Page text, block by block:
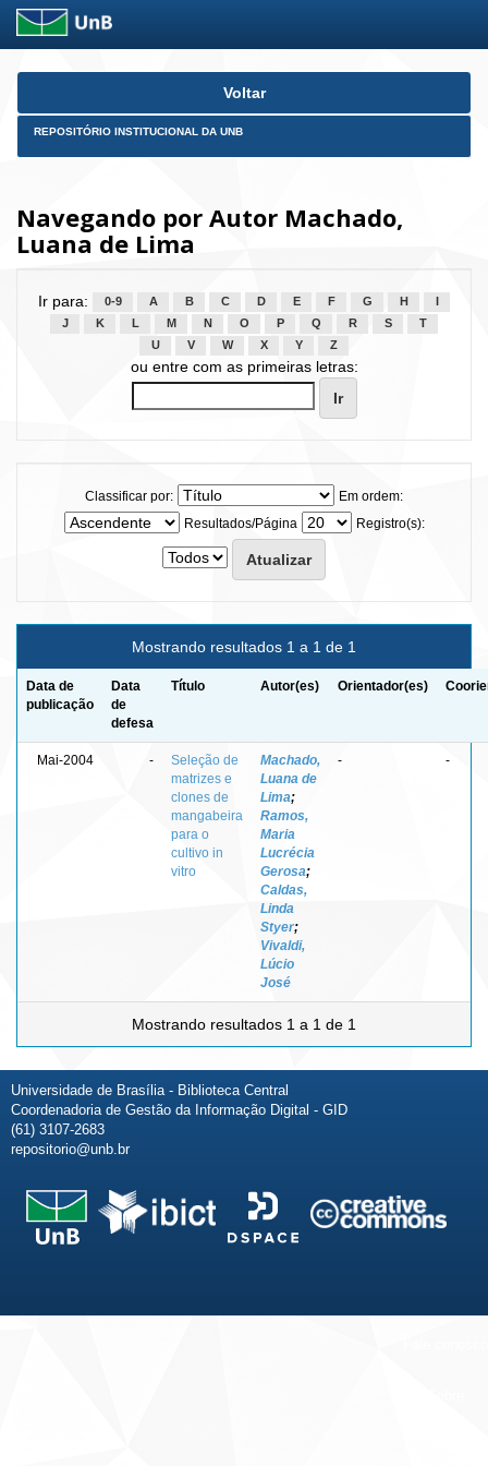
Skip
Voltar
REPOSITÓRIO INSTITUCIONAL DA UNB
Navegando por Autor Machado,
Luana de Lima
Ir para: 0-9 A B C D E F G H
J
K L M N O P Q R S
T
U
V W X Y Z
ou entre com as primeiras letras:
Classificar por:
Em ordem:
Resultados/Página
Registro(s):
Mostrando resultados 1 a 1 de 1
Data de
publicação
Data
de
defesa
Título Autor(es) Orientador(es)
Mai-2004 -
Seleção de
matrizes e
clones de
mangabeira
para o
cultivo in
vitro
Machado,
Luana de
Lima;
Ramos,
Maria
Lucrécia
Gerosa;
Caldas,
Linda
Styer;
Vivaldi,
Lúcio
José
- -
Mostrando resultados 1 a 1 de 1
Universidade de Brasília - Biblioteca Central
Coordenadoria de Gestão da Informação Digital - GID
(61) 3107-2683
repositorio@unb.br